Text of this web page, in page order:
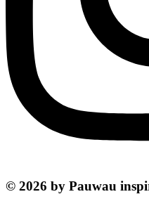
© 2026 by Pauwau